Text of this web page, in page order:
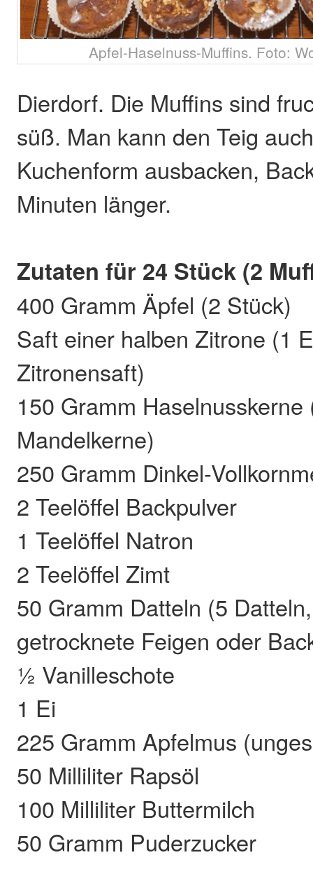
Apfel-Haselnuss-Muffins. Foto:
Dierdorf. Die Muffins sind
süß. Man kann den Teig
Kuchenform ausbacken,
Minuten länger.
Zutaten für 24 Stück (2
400 Gramm Äpfel (2 Stück)
Saft einer halben Zitrone (1
Zitronensaft)
150 Gramm
Mandelkerne)
250 Gramm Dinkel-
2 Teelöffel Backpulver
1 Teelöffel Natron
2 Teelöffel Zimt
50 Gramm Datteln (5
getrocknete Feigen oder
½ Vanilleschote
1 Ei
225 Gramm Apfelmus
50 Milliliter Rapsöl
100 Milliliter Buttermilch
50 Gramm Puderzucker